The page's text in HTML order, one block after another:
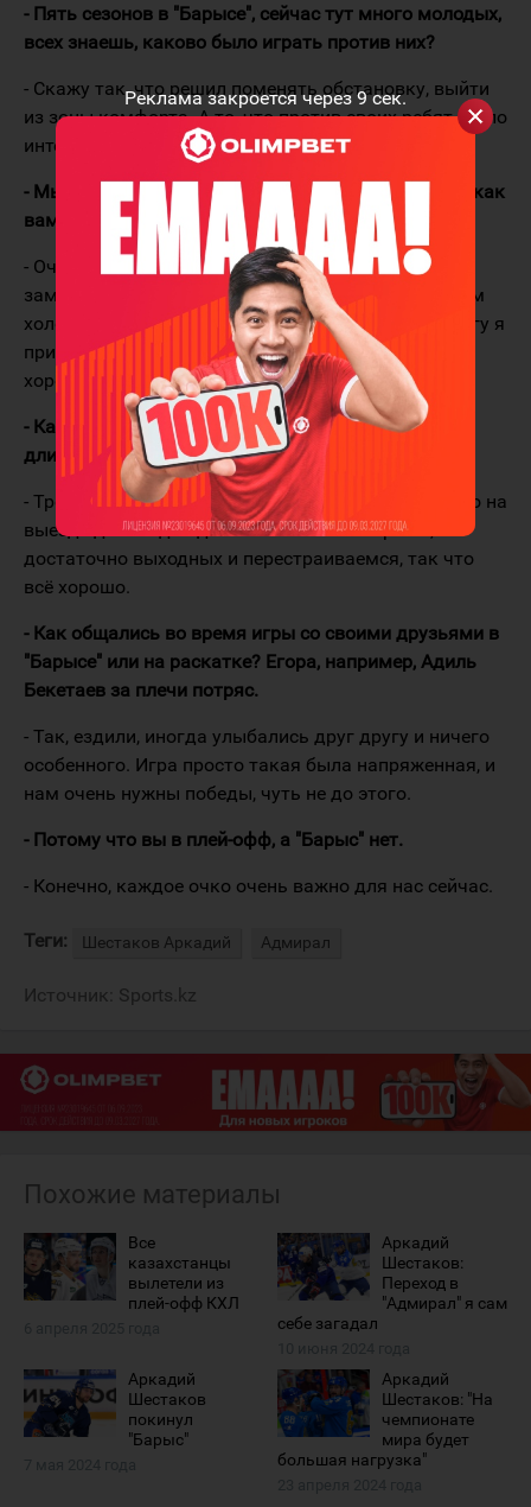
Реклама закроется через8сек.
- Пять сезонов в "Барысе", сейчас тут много молодых,
всех знаешь, каково было играть против них?
- Скажу так, что решил поменять обстановку, выйти
из зоны комфорта. А то, что против своих ребят, было
интересно сыграть.
- Мы смотрим инстаграм вашей жены, Анастасии, как
вам во Владивостоке?
- Очень нравится, на самом деле, погода
замечательная, солнце каждый день, и не слишком
холодно. Единственное, снега не так много, ко снегу я
привык здесь. А так город отличный, и арена
хорошая, всё здорово.
- Как справляетесь с разницей во времени и
длинными перелётами?
- Тренеры хорошо с этим разбираются. Бывает, что на
выезд едем за два дня и отсыпаемся хорошо,
достаточно выходных и перестраиваемся, так что
всё хорошо.
- Как общались во время игры со своими друзьями в
"Барысе" или на раскатке? Егора, например, Адиль
Бекетаев за плечи потряс.
- Так, ездили, иногда улыбались друг другу и ничего
особенного. Игра просто такая была напряженная, и
нам очень нужны победы, чуть не до этого.
- Потому что вы в плей-офф, а "Барыс" нет.
- Конечно, каждое очко очень важно для нас сейчас.
Теги: Шестаков Аркадий Адмирал
Источник: Sports.kz
Похожие материалы
Все
казахстанцы
вылетели из
плей-офф КХЛ
Аркадий
Шестаков:
Переход в
"Адмирал" я сам
себе загадал
Аркадий
Шестаков
покинул
"Барыс"
Аркадий
Шестаков: "На
чемпионате
мира будет
большая нагрузка"